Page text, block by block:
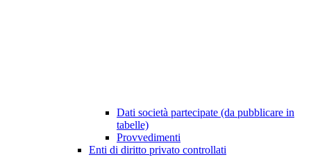
Dati società partecipate (da pubblicare in
tabelle)
Provvedimenti
Enti di diritto privato controllati